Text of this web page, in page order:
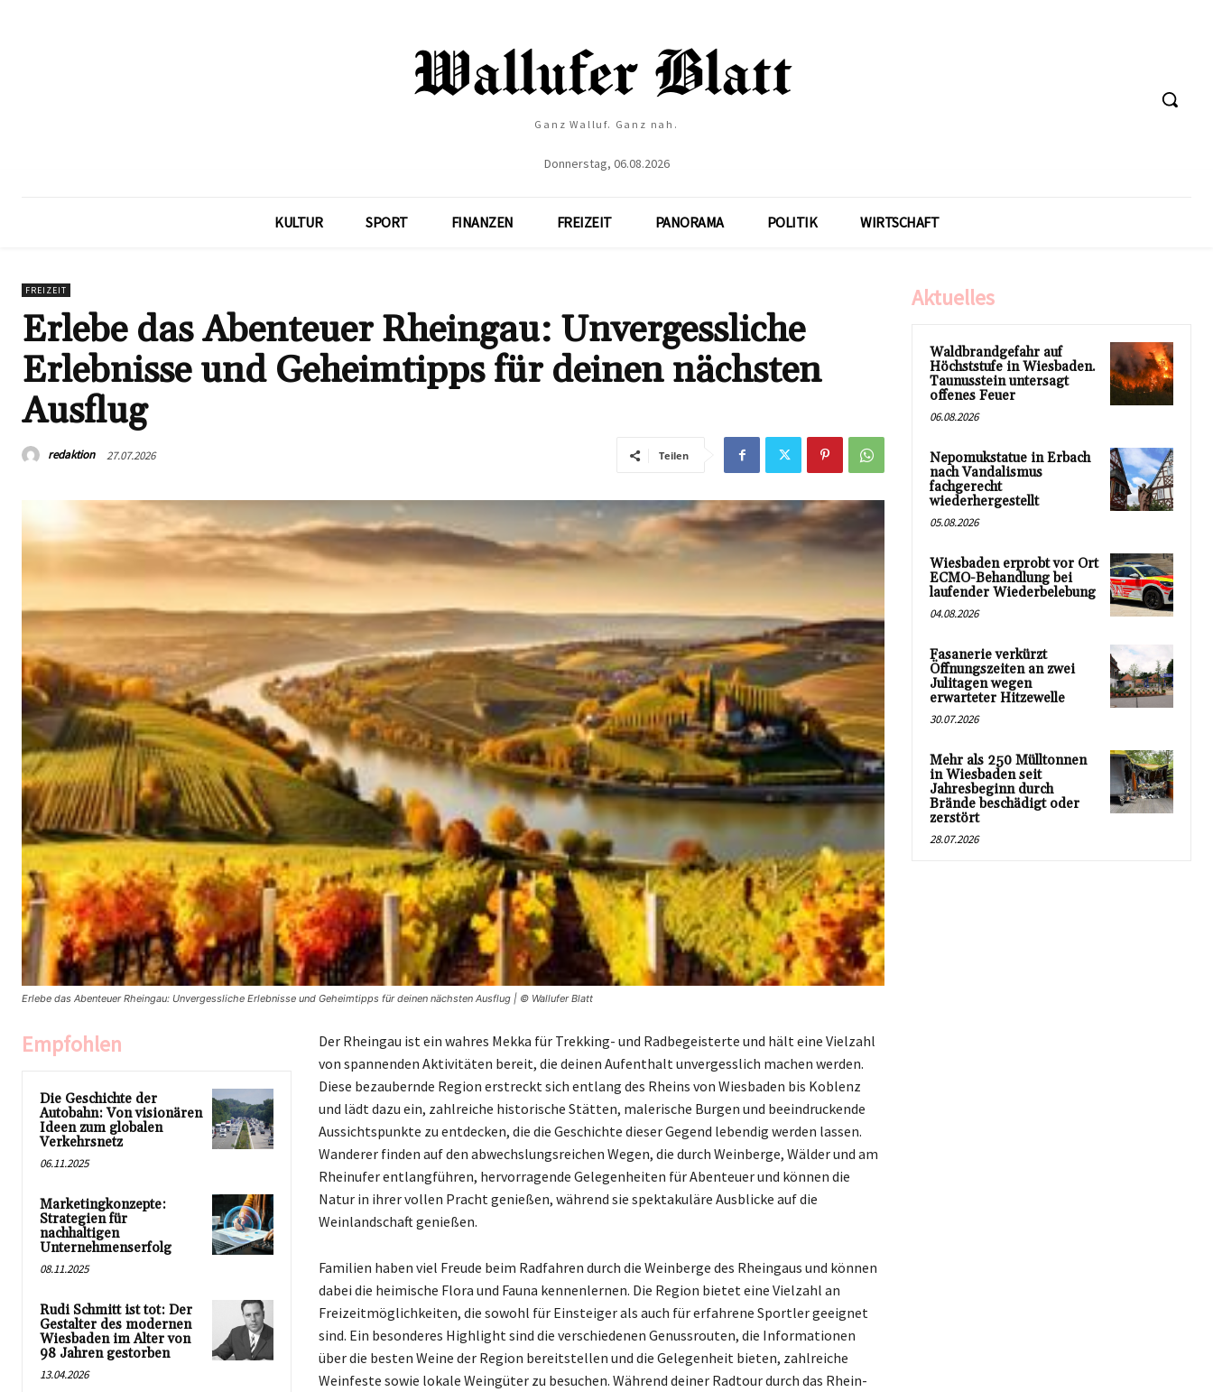
Ganz Walluf. Ganz nah.
Donnerstag, 06.08.2026
KULTUR SPORT FINANZEN FREIZEIT PANORAMA POLITIK WIRTSCHAFT
FREIZEIT
Erlebe das Abenteuer Rheingau: Unvergessliche
Erlebnisse und Geheimtipps für deinen nächsten
Ausflug
redaktion 27.07.2026 Teilen
Erlebe das Abenteuer Rheingau: Unvergessliche Erlebnisse und Geheimtipps für deinen nächsten Ausflug | © Wallufer Blatt
Empfohlen
Die Geschichte der
Autobahn: Von visionären
Ideen zum globalen
Verkehrsnetz
06.11.2025
Marketingkonzepte:
Strategien für
nachhaltigen
Unternehmenserfolg
08.11.2025
Rudi Schmitt ist tot: Der
Gestalter des modernen
Wiesbaden im Alter von
98 Jahren gestorben
13.04.2026
Der Rheingau ist ein wahres Mekka für Trekking- und Radbegeisterte und hält eine Vielzahl
von spannenden Aktivitäten bereit, die deinen Aufenthalt unvergesslich machen werden.
Diese bezaubernde Region erstreckt sich entlang des Rheins von Wiesbaden bis Koblenz
und lädt dazu ein, zahlreiche historische Stätten, malerische Burgen und beeindruckende
Aussichtspunkte zu entdecken, die die Geschichte dieser Gegend lebendig werden lassen.
Wanderer finden auf den abwechslungsreichen Wegen, die durch Weinberge, Wälder und am
Rheinufer entlangführen, hervorragende Gelegenheiten für Abenteuer und können die
Natur in ihrer vollen Pracht genießen, während sie spektakuläre Ausblicke auf die
Weinlandschaft genießen.
Familien haben viel Freude beim Radfahren durch die Weinberge des Rheingaus und können
dabei die heimische Flora und Fauna kennenlernen. Die Region bietet eine Vielzahl an
Freizeitmöglichkeiten, die sowohl für Einsteiger als auch für erfahrene Sportler geeignet
sind. Ein besonderes Highlight sind die verschiedenen Genussrouten, die Informationen
über die besten Weine der Region bereitstellen und die Gelegenheit bieten, zahlreiche
Weinfeste sowie lokale Weingüter zu besuchen. Während deiner Radtour durch das Rhein-
Aktuelles
Waldbrandgefahr auf
Höchststufe in Wiesbaden.
Taunusstein untersagt
offenes Feuer
06.08.2026
Nepomukstatue in Erbach
nach Vandalismus
fachgerecht
wiederhergestellt
05.08.2026
Wiesbaden erprobt vor Ort
ECMO-Behandlung bei
laufender Wiederbelebung
04.08.2026
Fasanerie verkürzt
Öffnungszeiten an zwei
Julitagen wegen
erwarteter Hitzewelle
30.07.2026
Mehr als 250 Mülltonnen
in Wiesbaden seit
Jahresbeginn durch
Brände beschädigt oder
zerstört
28.07.2026